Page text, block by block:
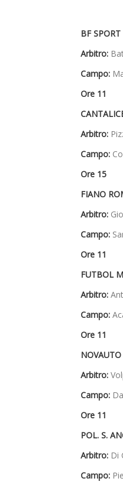
BF SPORT
Arbitro:
Campo:
Ore 11
Arbitro:
Campo:
Ore 15
FIANO
Arbitro:
Campo:
Ore 11
FUTBOL
Arbitro:
Campo:
Ore 11
Arbitro:
Campo:
Ore 11
POL. S.
Arbitro: Di
Campo: